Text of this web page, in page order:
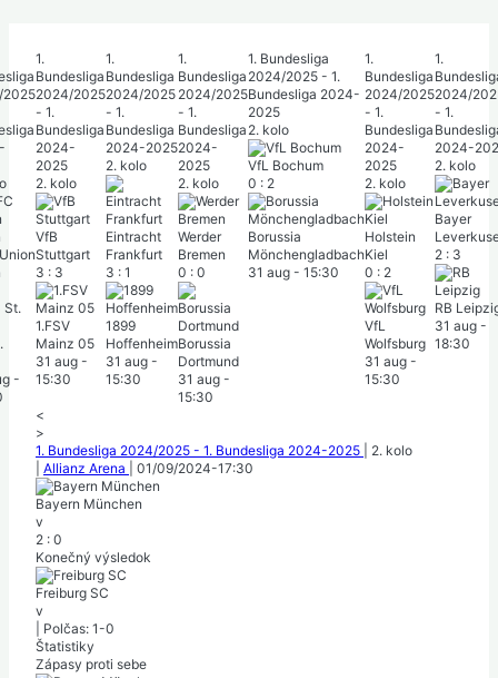
-
1.
Bundesliga
2024/2025
- 1.
Bundesliga
2024-
2025
2. kolo
VfB
Stuttgart
3 : 3
1.FSV
Mainz 05
31 aug -
15:30
1.
Bundesliga
2024/2025
- 1.
Bundesliga
2024-2025
2. kolo
Eintracht
Frankfurt
3 : 1
1899
Hoffenheim
31 aug -
15:30
1.
Bundesliga
2024/2025
- 1.
Bundesliga
2024-
2025
2. kolo
Werder
Bremen
0 : 0
Borussia
Dortmund
31 aug -
15:30
1. Bundesliga
2024/2025 - 1.
Bundesliga 2024-
2025
2. kolo
VfL Bochum
0 : 2
Borussia
Mönchengladbach
31 aug - 15:30
1.
Bundesliga
2024/2025
- 1.
Bundesliga
2024-
2025
2. kolo
Holstein
Kiel
0 : 2
VfL
Wolfsburg
31 aug -
15:30
1.
2024/
- 1.
2024-
2. kolo
Bayer
2 : 3
RB
31 aug -
18:30
<
>
1. Bundesliga 2024/2025 - 1. Bundesliga 2024-2025
2. kolo
Allianz Arena 01/09/2024-17:30
Bayern München
v
2 : 0
Konečný výsledok
Freiburg SC
v
Polčas: 1-0
Štatistiky
Zápasy proti sebe